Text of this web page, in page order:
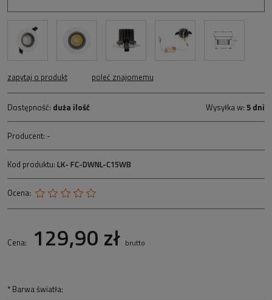
zapytaj o produkt poleć znajomemu
Dostępność: duża ilość Wysyłka w: 5 dni
Producent: -
Kod produktu: LK- FC-DWNL-C15WB
Ocena:
Cena: 129,90 zł brutto
* Barwa światła: